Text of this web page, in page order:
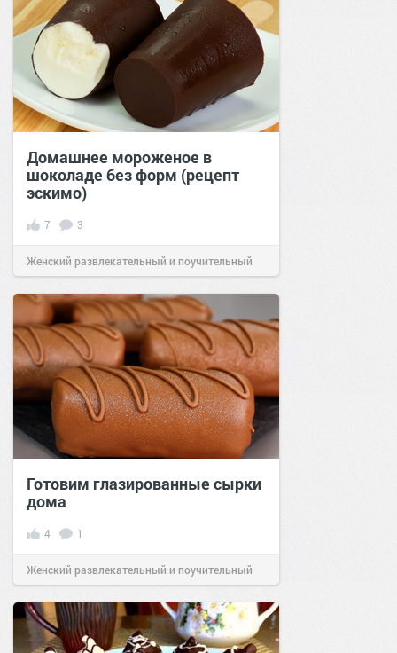
Домашнее мороженое в
шоколаде без форм (рецепт
эскимо)
7 3
Женский развлекательный и поучительный
сайт.21:2609 июл 2026
Готовим глазированные сырки
дома
4 1
Женский развлекательный и поучительный
сайт.23:3623 ноя 2024